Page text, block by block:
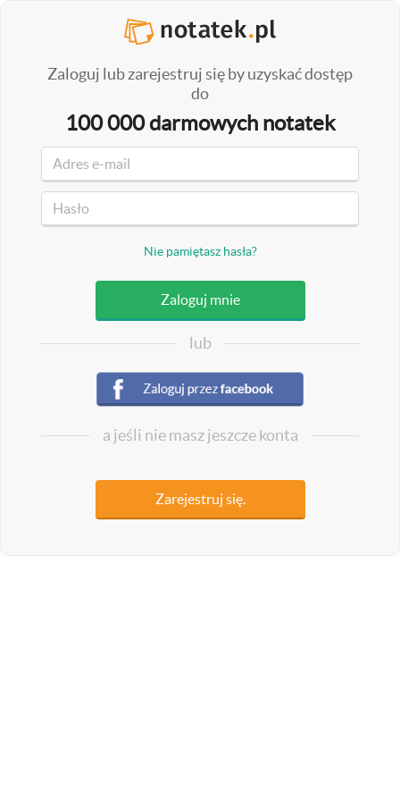
Zaloguj lub zarejestruj się by uzyskać dostęp
do
100 000 darmowych notatek
Nie pamiętasz hasła?
lub
a jeśli nie masz jeszcze konta
Zarejestruj się.